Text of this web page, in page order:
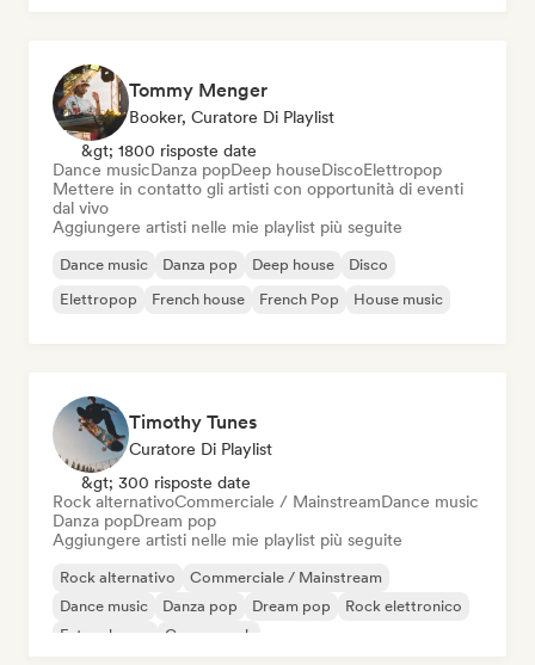
Tommy Menger
Booker, Curatore Di Playlist
&gt; 1800 risposte date
Dance musicDanza popDeep houseDiscoElettropop
Mettere in contatto gli artisti con opportunità di eventi
dal vivo
Aggiungere artisti nelle mie playlist più seguite
Dance music Danza pop Deep house
Disco
Elettropop
French house French Pop House music
Timothy Tunes
Curatore Di Playlist
&gt; 300 risposte date
Rock alternativoCommerciale / MainstreamDance music
Danza popDream pop
Aggiungere artisti nelle mie playlist più seguite
Rock alternativo
Commerciale / Mainstream
Dance music
Danza pop Dream pop
Rock elettronico
Future house
Garage rock